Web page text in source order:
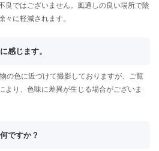
良ではございません。風通しの良い場所で陰
々に軽減されます。
感じます。
の色に近づけて撮影しておりますが、ご覧
より、色味に差異が生じる場合がございま
ですか？